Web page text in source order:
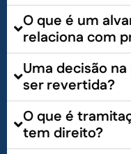
O que é um
relaciona com
Uma decisão
ser revertida?
O que é
tem direito?